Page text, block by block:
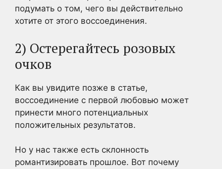
подумать о том, чего вы действительно
хотите от этого воссоединения.
2) Остерегайтесь розовых
очков
Как вы увидите позже в статье,
воссоединение с первой любовью может
принести много потенциальных
положительных результатов.
Но у нас также есть склонность
романтизировать прошлое. Вот почему